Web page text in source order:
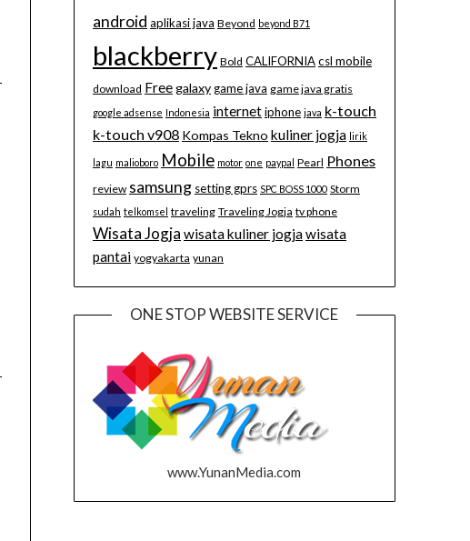
android aplikasi java Beyond beyond B71
blackberry Bold CALIFORNIAcsl mobile
download Freegalaxygame java game java gratis
google adsense Indonesia internetiphone java k-touch
k-touch v908 Kompas Tekno kuliner jogja lirik
lagu malioboro Mobile motor one paypal Pearl Phones
review samsung setting gprs SPC BOSS 1000 Storm
sudah telkomsel traveling Traveling Jogja tv phone
Wisata Jogja wisata kuliner jogjawisata
pantai yogyakarta yunan
ONE STOP WEBSITE SERVICE
www.YunanMedia.com